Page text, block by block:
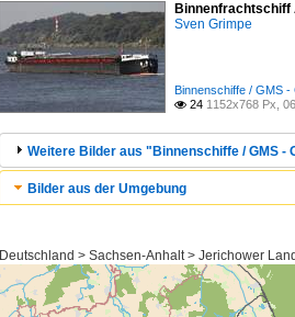
Binnenfrachtschiff
Sven Grimpe
Binnenschiffe / GMS
 24 1152x768 Px,
Weitere Bilder aus "Binnenschiffe / GMS -
Bilder aus der Umgebung
Deutschland > Sachsen-Anhalt > Jerichower